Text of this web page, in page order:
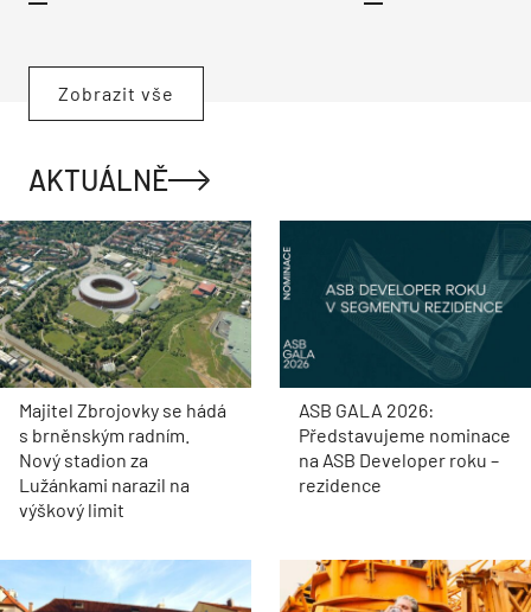
Zobrazit vše
AKTUÁLNĚ
Majitel Zbrojovky se hádá
s brněnským radním.
Nový stadion za
Lužánkami narazil na
výškový limit
ASB GALA 2026:
Představujeme nominace
na ASB Developer roku –
rezidence